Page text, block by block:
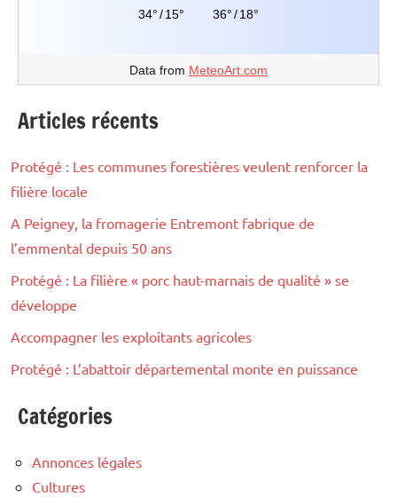
34°/15° 36°/18°
Data from MeteoArt.com
Articles récents
Protégé : Les communes forestières veulent renforcer la
filière locale
A Peigney, la fromagerie Entremont fabrique de
l’emmental depuis 50 ans
Protégé : La filière « porc haut-marnais de qualité » se
développe
Accompagner les exploitants agricoles
Protégé : L’abattoir départemental monte en puissance
Catégories
Annonces légales
Cultures